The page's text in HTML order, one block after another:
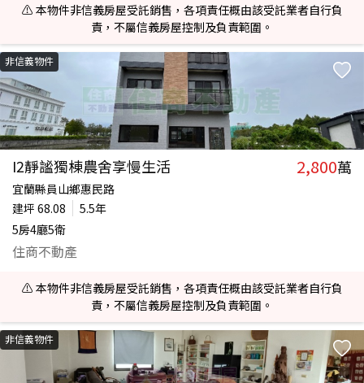
⚠️ 本物件非信義房屋受託銷售，各項責任概由該受託業者自行負
責，不屬信義房屋控制及負責範圍。
非信義物件
I2靜謐獨棟農舍享慢生活 2,800萬
宜蘭縣員山鄉惠民路
建坪 68.08
5.5年
5房4廳5衛
住商不動產
⚠️ 本物件非信義房屋受託銷售，各項責任概由該受託業者自行負
責，不屬信義房屋控制及負責範圍。
非信義物件